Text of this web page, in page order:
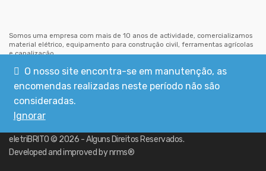
Somos uma empresa com mais de 10 anos de actividade, comercializamos
material elétrico, equipamento para construção civil, ferramentas agrícolas
e canalização.
eletriBRITO© 2026 - Alguns Direitos Reservados.
Developed and improved bynrms®
O nosso site encontra-se em manutenção, as
encomendas realizadas neste período não são
consideradas.
Ignorar